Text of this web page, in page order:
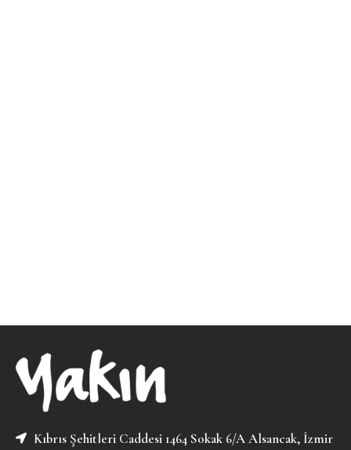
Kıbrıs Şehitleri Caddesi 1464 Sokak 6/A Alsancak, İzmir